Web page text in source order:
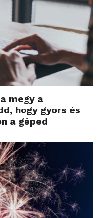
megy a
hogy gyors és
a géped